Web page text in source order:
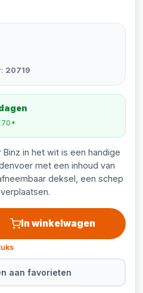
20719
in het wit is een handige
met een inhoud van
deksel, een schep
In winkelwagen
aan favorieten